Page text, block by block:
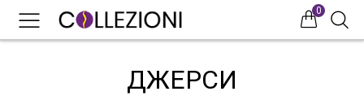
0
ДЖЕРСИ